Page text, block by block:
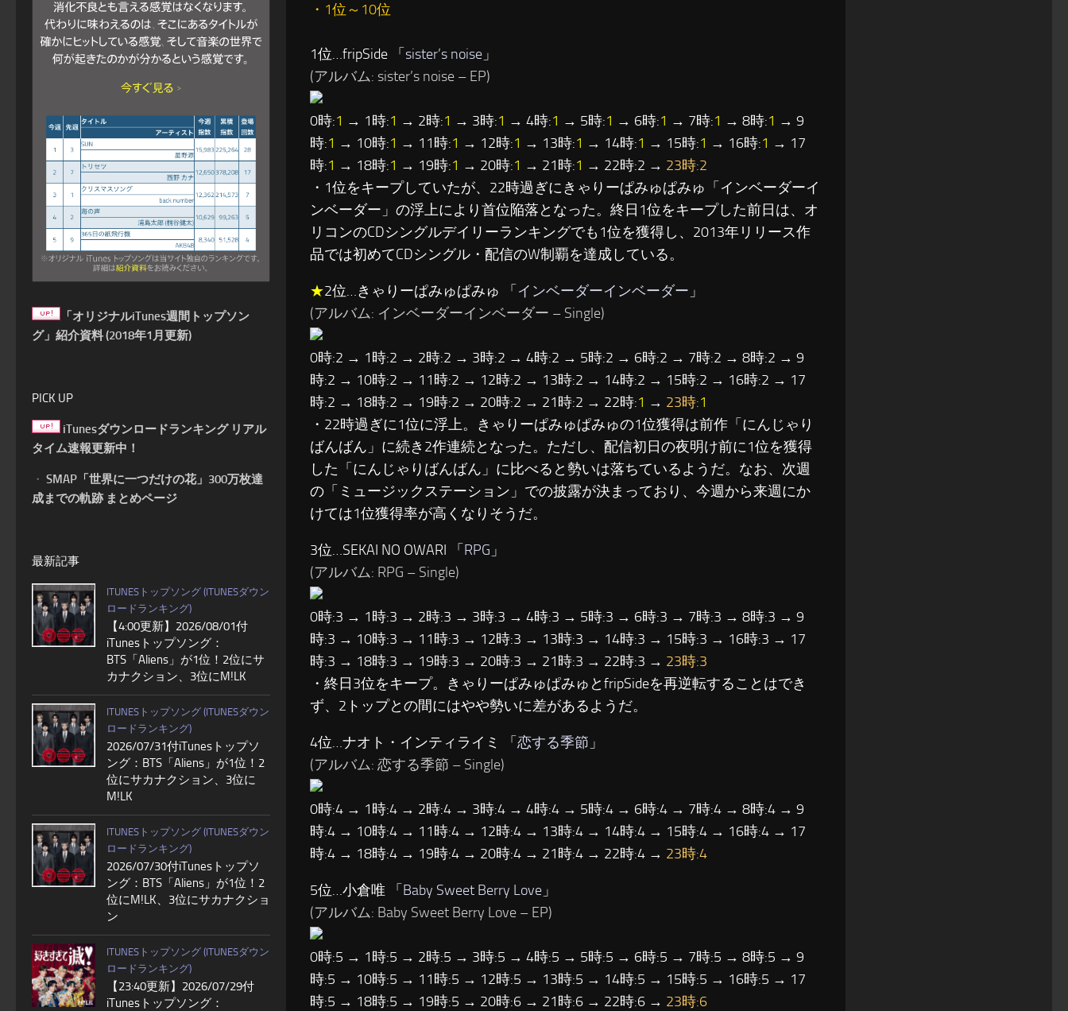
・1位～10位
1位…fripSide 「 sister’s noise 」
(アルバム: sister’s noise – EP)
0時:1 → 1時:1 → 2時:1 → 3時:1 → 4時:1 → 5時:1 → 6時:1 → 7時:1 → 8時:1 → 9
時:1 → 10時:1 → 11時:1 → 12時:1 → 13時:1 → 14時:1 → 15時:1 → 16時:1 → 17
時:1 → 18時:1 → 19時:1 → 20時:1 → 21時:1 → 22時:2 → 23時:2
・1位をキープしていたが、22時過ぎにきゃりーぱみゅぱみゅ「インベーダーイ
ンベーダー」の浮上により首位陥落となった。終日1位をキープした前日は、オ
リコンのCDシングルデイリーランキングでも1位を獲得し、2013年リリース作
品では初めてCDシングル・配信のW制覇を達成している。
★2位…きゃりーぱみゅぱみゅ 「 インベーダーインベーダー 」
(アルバム: インベーダーインベーダー – Single)
0時:2 → 1時:2 → 2時:2 → 3時:2 → 4時:2 → 5時:2 → 6時:2 → 7時:2 → 8時:2 → 9
時:2 → 10時:2 → 11時:2 → 12時:2 → 13時:2 → 14時:2 → 15時:2 → 16時:2 → 17
時:2 → 18時:2 → 19時:2 → 20時:2 → 21時:2 → 22時:1 → 23時:1
・22時過ぎに1位に浮上。きゃりーぱみゅぱみゅの1位獲得は前作「にんじゃり
ばんばん」に続き2作連続となった。ただし、配信初日の夜明け前に1位を獲得
した「にんじゃりばんばん」に比べると勢いは落ちているようだ。なお、次週
の「ミュージックステーション」での披露が決まっており、今週から来週にか
けては1位獲得率が高くなりそうだ。
3位…SEKAI NO OWARI 「 RPG 」
(アルバム: RPG – Single)
0時:3 → 1時:3 → 2時:3 → 3時:3 → 4時:3 → 5時:3 → 6時:3 → 7時:3 → 8時:3 → 9
時:3 → 10時:3 → 11時:3 → 12時:3 → 13時:3 → 14時:3 → 15時:3 → 16時:3 → 17
時:3 → 18時:3 → 19時:3 → 20時:3 → 21時:3 → 22時:3 → 23時:3
・終日3位をキープ。きゃりーぱみゅぱみゅとfripSideを再逆転することはでき
ず、2トップとの間にはやや勢いに差があるようだ。
4位…ナオト・インティライミ 「 恋する季節 」
(アルバム: 恋する季節 – Single)
0時:4 → 1時:4 → 2時:4 → 3時:4 → 4時:4 → 5時:4 → 6時:4 → 7時:4 → 8時:4 → 9
時:4 → 10時:4 → 11時:4 → 12時:4 → 13時:4 → 14時:4 → 15時:4 → 16時:4 → 17
時:4 → 18時:4 → 19時:4 → 20時:4 → 21時:4 → 22時:4 → 23時:4
5位…小倉唯 「 Baby Sweet Berry Love 」
(アルバム: Baby Sweet Berry Love – EP)
0時:5 → 1時:5 → 2時:5 → 3時:5 → 4時:5 → 5時:5 → 6時:5 → 7時:5 → 8時:5 → 9
時:5 → 10時:5 → 11時:5 → 12時:5 → 13時:5 → 14時:5 → 15時:5 → 16時:5 → 17
時:5 → 18時:5 → 19時:5 → 20時:6 → 21時:6 → 22時:6 → 23時:6
「オリジナルiTunes週間トップソン
グ」紹介資料 (2018年1月更新)
PICK UP
iTunesダウンロードランキング リアル
タイム速報更新中！
・ SMAP「世界に一つだけの花」300万枚達
成までの軌跡 まとめページ
最新記事
ITUNESトップソング (ITUNESダウン
ロードランキング)
【4:00更新】2026/08/01付
iTunesトップソング：
BTS「Aliens」が1位！2位にサ
カナクション、3位にM!LK
ITUNESトップソング (ITUNESダウン
ロードランキング)
2026/07/31付iTunesトップソ
ング：BTS「Aliens」が1位！2
位にサカナクション、3位に
M!LK
ITUNESトップソング (ITUNESダウン
ロードランキング)
2026/07/30付iTunesトップソ
ング：BTS「Aliens」が1位！2
位にM!LK、3位にサカナクショ
ン
ITUNESトップソング (ITUNESダウン
ロードランキング)
【23:40更新】2026/07/29付
iTunesトップソング：